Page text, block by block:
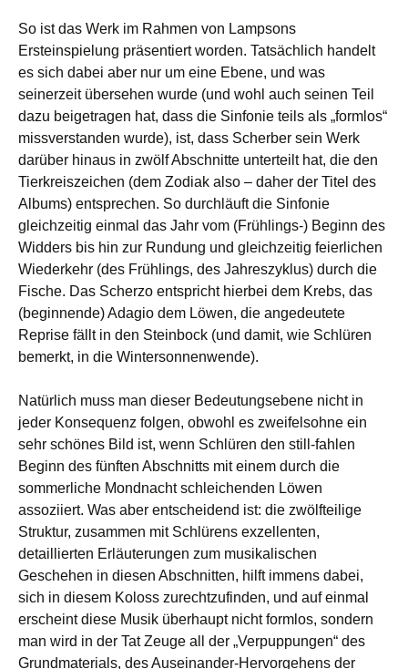
So ist das Werk im Rahmen von Lampsons
Ersteinspielung präsentiert worden. Tatsächlich handelt
es sich dabei aber nur um eine Ebene, und was
seinerzeit übersehen wurde (und wohl auch seinen Teil
dazu beigetragen hat, dass die Sinfonie teils als „formlos“
missverstanden wurde), ist, dass Scherber sein Werk
darüber hinaus in zwölf Abschnitte unterteilt hat, die den
Tierkreiszeichen (dem Zodiak also – daher der Titel des
Albums) entsprechen. So durchläuft die Sinfonie
gleichzeitig einmal das Jahr vom (Frühlings-) Beginn des
Widders bis hin zur Rundung und gleichzeitig feierlichen
Wiederkehr (des Frühlings, des Jahreszyklus) durch die
Fische. Das Scherzo entspricht hierbei dem Krebs, das
(beginnende) Adagio dem Löwen, die angedeutete
Reprise fällt in den Steinbock (und damit, wie Schlüren
bemerkt, in die Wintersonnenwende).
Natürlich muss man dieser Bedeutungsebene nicht in
jeder Konsequenz folgen, obwohl es zweifelsohne ein
sehr schönes Bild ist, wenn Schlüren den still-fahlen
Beginn des fünften Abschnitts mit einem durch die
sommerliche Mondnacht schleichenden Löwen
assoziiert. Was aber entscheidend ist: die zwölfteilige
Struktur, zusammen mit Schlürens exzellenten,
detaillierten Erläuterungen zum musikalischen
Geschehen in diesen Abschnitten, hilft immens dabei,
sich in diesem Koloss zurechtzufinden, und auf einmal
erscheint diese Musik überhaupt nicht formlos, sondern
man wird in der Tat Zeuge all der „Verpuppungen“ des
Grundmaterials, des Auseinander-Hervorgehens der